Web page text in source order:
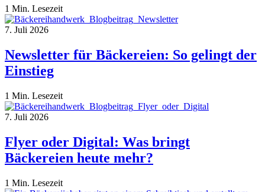
1 Min. Lesezeit
7. Juli 2026
Newsletter für Bäckereien: So gelingt der
Einstieg
1 Min. Lesezeit
7. Juli 2026
Flyer oder Digital: Was bringt
Bäckereien heute mehr?
1 Min. Lesezeit